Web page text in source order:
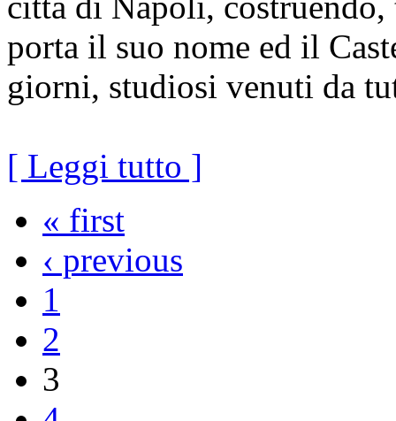
porta il suo nome ed il
giorni, studiosi venuti da
[ Leggi tutto ]
« first
‹ previous
1
2
3